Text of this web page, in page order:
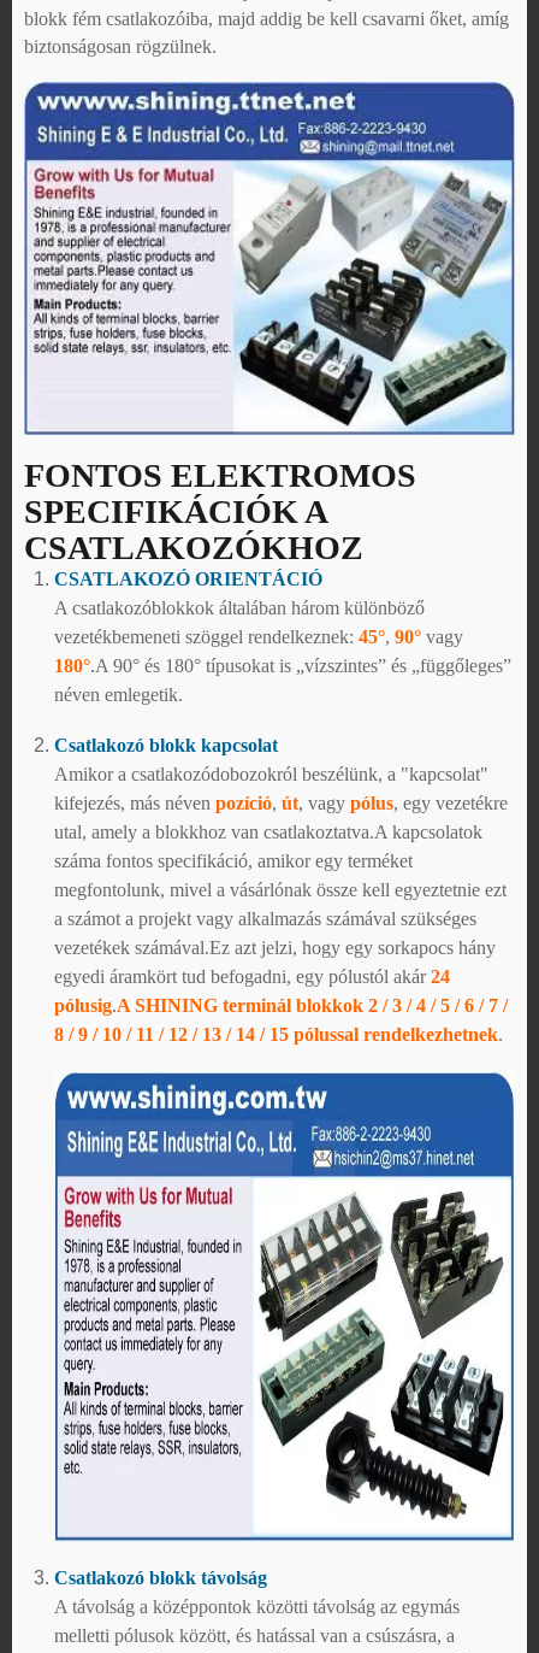
blokk fém csatlakozóiba, majd addig be kell csavarni őket, amíg
biztonságosan rögzülnek.
FONTOS ELEKTROMOS
SPECIFIKÁCIÓK A
CSATLAKOZÓKHOZ
CSATLAKOZÓ ORIENTÁCIÓ
A csatlakozóblokkok általában három különböző
vezetékbemeneti szöggel rendelkeznek: 45°, 90° vagy
180°.A 90° és 180° típusokat is „vízszintes” és „függőleges”
néven emlegetik.
Csatlakozó blokk kapcsolat
Amikor a csatlakozódobozokról beszélünk, a "kapcsolat"
kifejezés, más néven pozíció, út, vagy pólus, egy vezetékre
utal, amely a blokkhoz van csatlakoztatva.A kapcsolatok
száma fontos specifikáció, amikor egy terméket
megfontolunk, mivel a vásárlónak össze kell egyeztetnie ezt
a számot a projekt vagy alkalmazás számával szükséges
vezetékek számával.Ez azt jelzi, hogy egy sorkapocs hány
egyedi áramkört tud befogadni, egy pólustól akár24
pólusig.A SHINING terminál blokkok 2 / 3 / 4 / 5 / 6 / 7 /
8 / 9 / 10 / 11 / 12 / 13 / 14 / 15 pólussal rendelkezhetnek.
Csatlakozó blokk távolság
A távolság a középpontok közötti távolság az egymás
melletti pólusok között, és hatással van a csúszásra, a